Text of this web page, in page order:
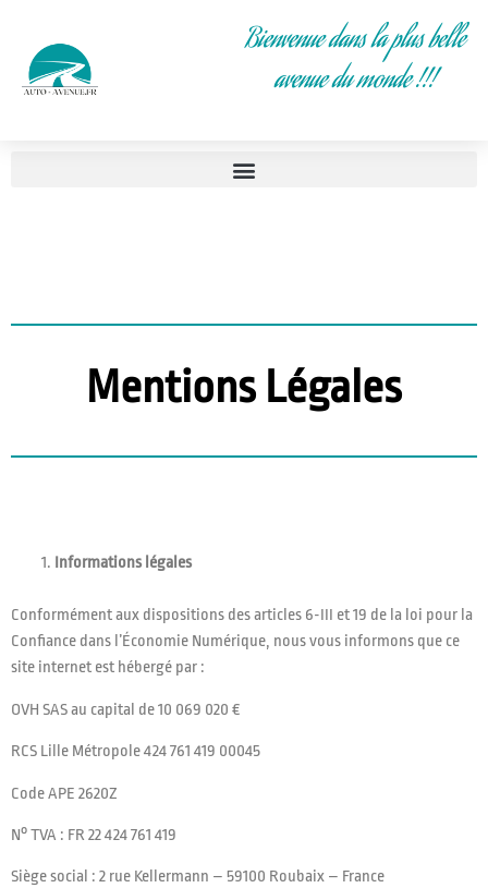
Bienvenue dans la plus belle
avenue du monde !!!
Mentions Légales
Informations légales
Conformément aux dispositions des articles 6-III et 19 de la loi pour la
Confiance dans l’Économie Numérique, nous vous informons que ce
site internet est hébergé par :
OVH SAS au capital de 10 069 020 €
RCS Lille Métropole 424 761 419 00045
Code APE 2620Z
N° TVA : FR 22 424 761 419
Siège social : 2 rue Kellermann – 59100 Roubaix – France